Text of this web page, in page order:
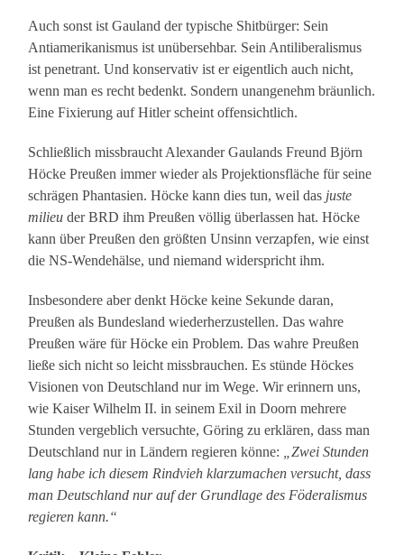
Auch sonst ist Gauland der typische Shitbürger: Sein
Antiamerikanismus ist unübersehbar. Sein Antiliberalismus
ist penetrant. Und konservativ ist er eigentlich auch nicht,
wenn man es recht bedenkt. Sondern unangenehm bräunlich.
Eine Fixierung auf Hitler scheint offensichtlich.
Schließlich missbraucht Alexander Gaulands Freund Björn
Höcke Preußen immer wieder als Projektionsfläche für seine
schrägen Phantasien. Höcke kann dies tun, weil das juste
milieu der BRD ihm Preußen völlig überlassen hat. Höcke
kann über Preußen den größten Unsinn verzapfen, wie einst
die NS-Wendehälse, und niemand widerspricht ihm.
Insbesondere aber denkt Höcke keine Sekunde daran,
Preußen als Bundesland wiederherzustellen. Das wahre
Preußen wäre für Höcke ein Problem. Das wahre Preußen
ließe sich nicht so leicht missbrauchen. Es stünde Höckes
Visionen von Deutschland nur im Wege. Wir erinnern uns,
wie Kaiser Wilhelm II. in seinem Exil in Doorn mehrere
Stunden vergeblich versuchte, Göring zu erklären, dass man
Deutschland nur in Ländern regieren könne: „Zwei Stunden
lang habe ich diesem Rindvieh klarzumachen versucht, dass
man Deutschland nur auf der Grundlage des Föderalismus
regieren kann.“